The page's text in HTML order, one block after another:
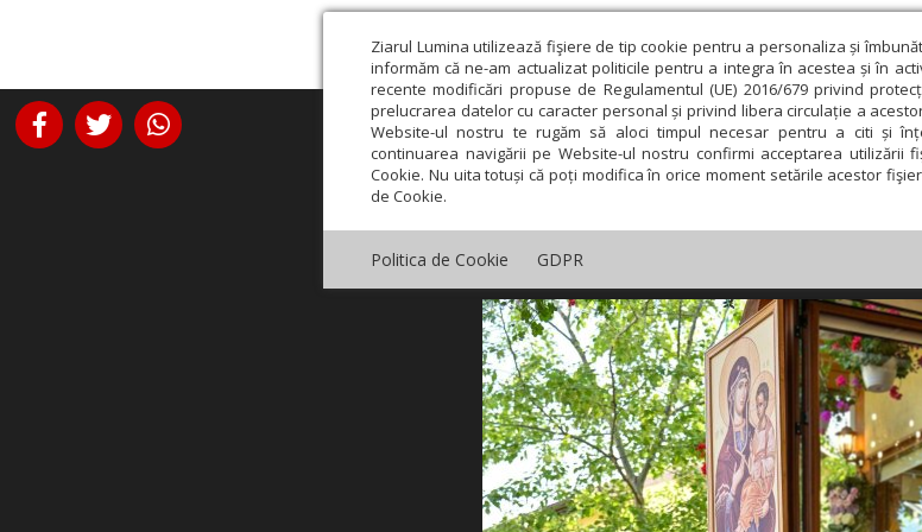
Ziarul Lumina utilizează fişiere de tip cookie pentru a personaliza și
informăm că ne-am actualizat politicile pentru a integra în acestea și în
recente modificări propuse de Regulamentul (UE) 2016/679 privind
prelucrarea datelor cu caracter personal și privind libera circulație a
Website-ul nostru te rugăm să aloci timpul necesar pentru a citi și
continuarea navigării pe Website-ul nostru confirmi acceptarea utilizării
Cookie. Nu uita totuși că poți modifica în orice moment setările acestor
de Cookie.
Politica de Cookie GDPR